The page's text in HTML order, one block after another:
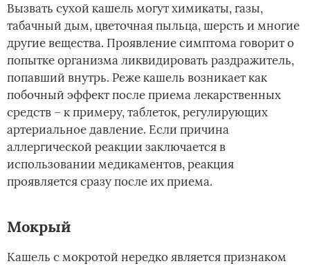
Вызвать сухой кашель могут химикаты, газы,
табачный дым, цветочная пыльца, шерсть и многие
другие вещества. Проявление симптома говорит о
попытке организма ликвидировать раздражитель,
попавший внутрь. Реже кашель возникает как
побочный эффект после приема лекарственных
средств – к примеру, таблеток, регулирующих
артериальное давление. Если причина
аллергической реакции заключается в
использовании медикаментов, реакция
проявляется сразу после их приема.
Мокрый
Кашель с мокротой нередко является признаком